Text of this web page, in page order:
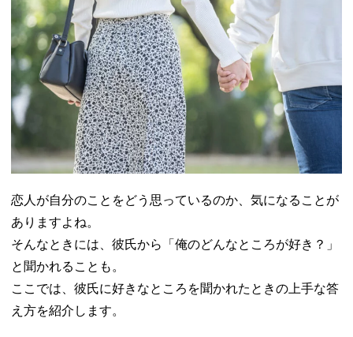
恋人が自分のことをどう思っているのか、気になることが
ありますよね。
そんなときには、彼氏から「俺のどんなところが好き？」
と聞かれることも。
ここでは、彼氏に好きなところを聞かれたときの上手な答
え方を紹介します。